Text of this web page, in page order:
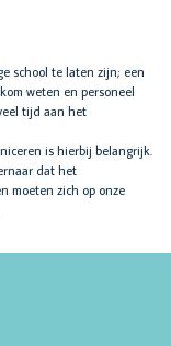
school te laten zijn; een
weten en personeel
tijd aan het
is hierbij belangrijk.
dat het
moeten zich op onze